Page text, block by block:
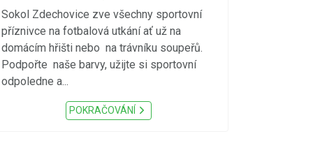
Sokol Zdechovice zve všechny sportovní
příznivce na fotbalová utkání ať už na
domácím hřišti nebo na trávníku soupeřů.
Podpořte naše barvy, užijte si sportovní
odpoledne a...
POKRAČOVÁNÍ